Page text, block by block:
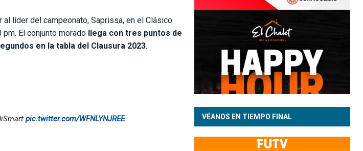
líder del campeonato, Saprissa, en el Clásico
El conjunto morado llega con tres puntos de
en la tabla del Clausura 2023.
pic.twitter.com/WFNLYNJREE VÉANOS EN TIEMPO FINAL